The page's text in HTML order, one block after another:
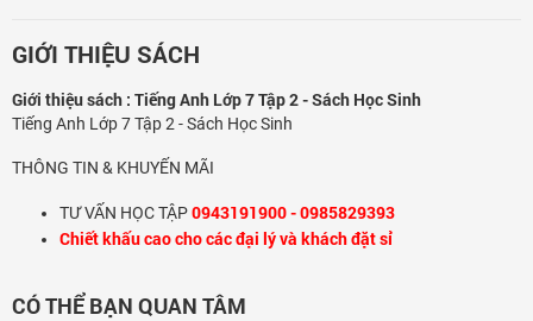
GIỚI THIỆU SÁCH
Giới thiệu sách : Tiếng Anh Lớp 7 Tập 2 - Sách Học Sinh
Tiếng Anh Lớp 7 Tập 2 - Sách Học Sinh
THÔNG TIN & KHUYẾN MÃI
TƯ VẤN HỌC TẬP0943191900 - 0985829393
Chiết khấu cao cho các đại lý và khách đặt sỉ
CÓ THỂ BẠN QUAN TÂM